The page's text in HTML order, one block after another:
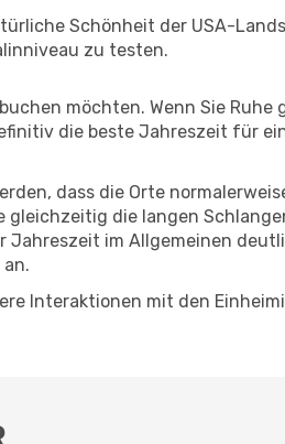
Schönheit der USA-
zu testen.
möchten. Wenn Sie Ruhe
die beste Jahreszeit für
dass die Orte
gleichzeitig die langen
im Allgemeinen
Interaktionen mit den